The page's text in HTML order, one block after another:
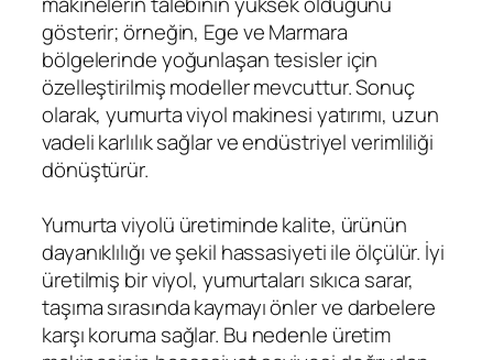
gösterir; örneğin, Ege ve Marmara
bölgelerinde yoğunlaşan tesisler için
özelleştirilmiş modeller mevcuttur. Sonuç
olarak, yumurta viyol makinesi yatırımı, uzun
vadeli karlılık sağlar ve endüstriyel verimliliği
dönüştürür.
Yumurta viyolü üretiminde kalite, ürünün
dayanıklılığı ve şekil hassasiyeti ile ölçülür. İyi
üretilmiş bir viyol, yumurtaları sıkıca sarar,
taşıma sırasında kaymayı önler ve darbelere
karşı koruma sağlar. Bu nedenle üretim